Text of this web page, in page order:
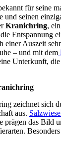
für seine
und seinen
Kranichring,
Entspannung
einer Auszeit
– und mit dem
Unterkunft,
zeichnet sich
aus.
prägen das Bild